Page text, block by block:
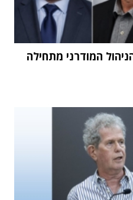
המודרני מתחילה